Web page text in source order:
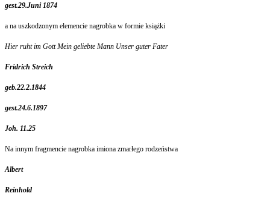
gest.29.Juni 1874
a na uszkodzonym elemencie nagrobka w formie książki
Hier ruht im Gott Mein geliebte Mann Unser guter Fater
Fridrich Streich
geb.22.2.1844
gest.24.6.1897
Joh. 11.25
Na innym fragmencie nagrobka imiona zmarłego rodzeństwa
Albert
Reinhold